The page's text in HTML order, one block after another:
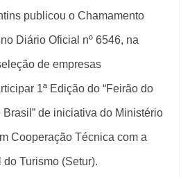
publicou o Chamamento
Diário Oficial nº 6546, na
de empresas
1ª Edição do “Feirão do
de iniciativa do Ministério
Cooperação Técnica com a
Turismo (Setur).